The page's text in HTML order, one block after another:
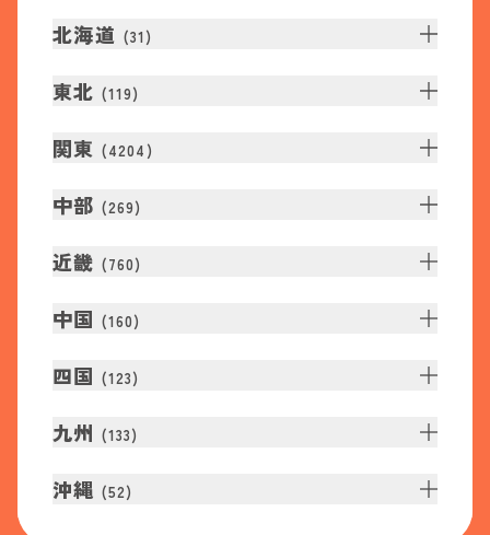
北海道 (31 )
東北 (119)
関東 (4204 )
中部 (269)
近畿 (760)
中国 (160)
四国 (123)
九州 (133)
沖縄 (52)